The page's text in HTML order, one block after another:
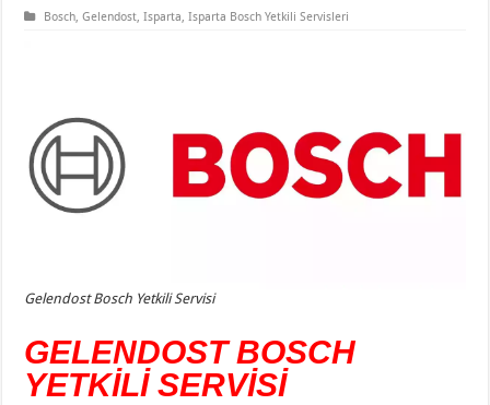
Bosch,Gelendost,Isparta,Isparta Bosch Yetkili Servisleri
Gelendost Bosch Yetkili Servisi
GELENDOST BOSCH
YETKİLİ SERVİSİ